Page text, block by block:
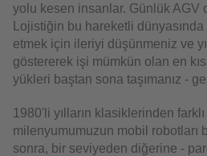
yolu kesen insanlar. Günlük AGV
Lojistiğin bu hareketli
etmek için ileriyi düşünmeniz ve
göstererek işi mümkün olan en
yükleri baştan sona taşımanız -
1980'li yılların klasiklerinden
milenyumumuzun mobil robotları
sonra, bir seviyeden diğerine -